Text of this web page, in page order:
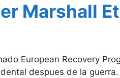
Marshall
European Recovery
despues de la